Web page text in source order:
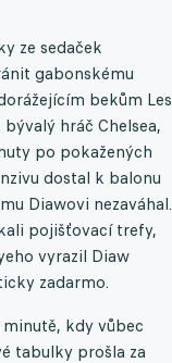
ze sedaček
gabonskému
bekům Les
hráč Chelsea,
po pokažených
dostal k balonu
Diawovi nezaváhal.
pojišťovací trefy,
vyrazil Diaw
zadarmo.
minutě, kdy vůbec
tabulky prošla za